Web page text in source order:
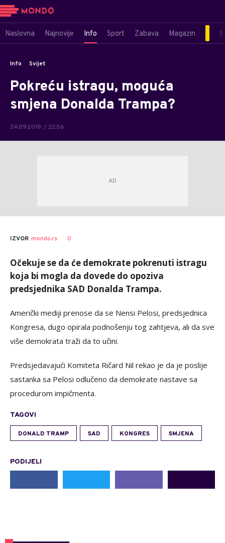
Naslovna Najnovije Info Sport Zabava Magazin
Info Svijet
Pokreću istragu, moguća
smjena Donalda Trampa?
24.09.2019. / 22:56
IZVOR mondo.rs 0
Očekuje se da će demokrate pokrenuti istragu
koja bi mogla da dovede do opoziva
predsjednika SAD Donalda Trampa.
Američki mediji prenose da se Nensi Pelosi, predsjednica
Kongresa, dugo opirala podnošenju tog zahtjeva, ali da sve
više demokrata traži da to učini.
Predsjedavajući Komiteta Ričard Nil rekao je da je poslije
sastanka sa Pelosi odlučeno da demokrate nastave sa
procedurom impičmenta.
TAGOVI
DONALD TRAMP SAD KONGRES SMJENA
PODIJELI